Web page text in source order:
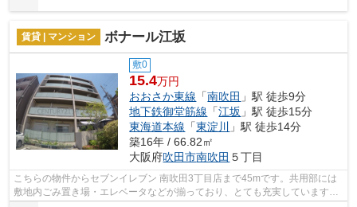
賃貸 | マンション ボナール江坂
敷0
15.4万円
おおさか東線 「南吹田 」駅 徒歩9分
地下鉄御堂筋線 「江坂 」駅 徒歩15分
東海道本線 「東淀川
」駅 徒歩14分
築16年 / 66.82㎡
大阪府吹田市南吹田 ５丁目
こちらの物件からセブンイレブン 南吹田3丁目店まで45mです。共用部には
敷地内ごみ置き場・エレベータなどが揃っており、とても充実しています。